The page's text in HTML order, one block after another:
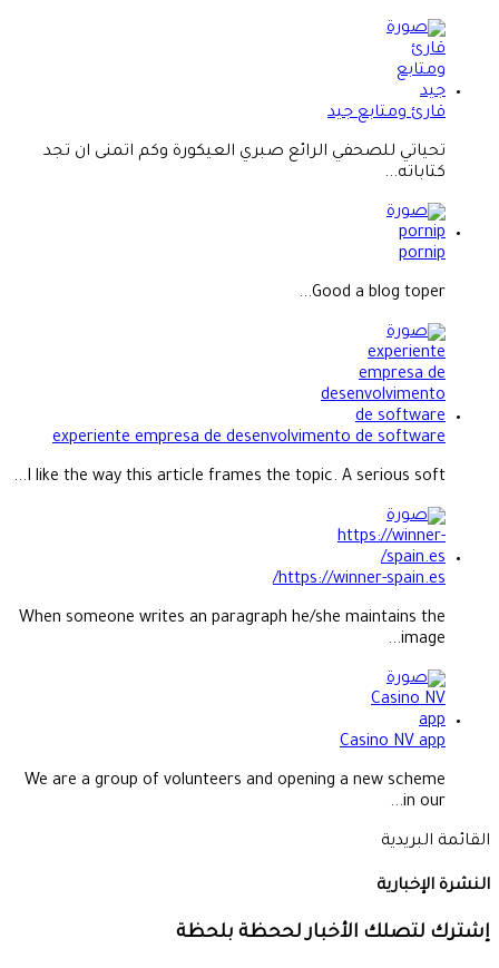
قارئ ومتابع جيد
تحياتي للصحفي الرائع صبري العيكورة وكم اتمنى ان تجد
كتاباته...
pornip
Good a blog toper...
experiente empresa de desenvolvimento de software
I like the way this article frames the topic. A serious soft...
https://winner-spain.es/
When someone writes an paragraph he/she maintains the
image...
Casino NV app
We are a group of volunteers and opening a new scheme
in our...
القائمة البريدية
النشرة الإخبارية
إشترك لتصلك الأخبار لححظة بلحظة